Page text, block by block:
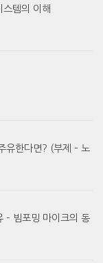
템의 이해
유한다면? (부제 – 노
– 빔포밍 마이크의 동